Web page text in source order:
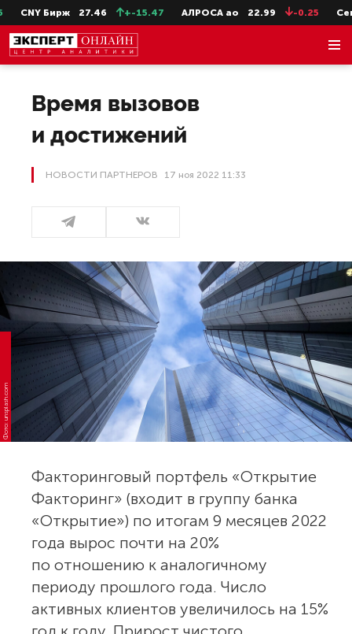
27.46 +-15.47 АЛРОСА ао 22.99 -0.25 СевСт-ао
Время вызовов
и достижений
НОВОСТИ ПАРТНЕРОВ 17 ноя 2022 11:33
Фото: unsplash.com
Факторинговый портфель «Открытие
Факторинг» (входит в группу банка
«Открытие») по итогам 9 месяцев 2022
года вырос почти на 20%
по отношению к аналогичному
периоду прошлого года. Число
активных клиентов увеличилось на 15%